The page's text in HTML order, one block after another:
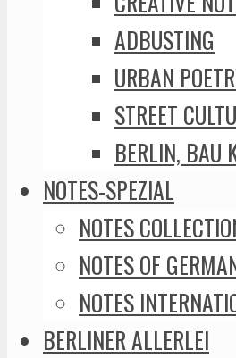
ADBUSTING
URBAN
STREET
BERLIN, BAU
NOTES-SPEZIAL
NOTES
NOTES OF
NOTES
BERLINER ALLERLEI